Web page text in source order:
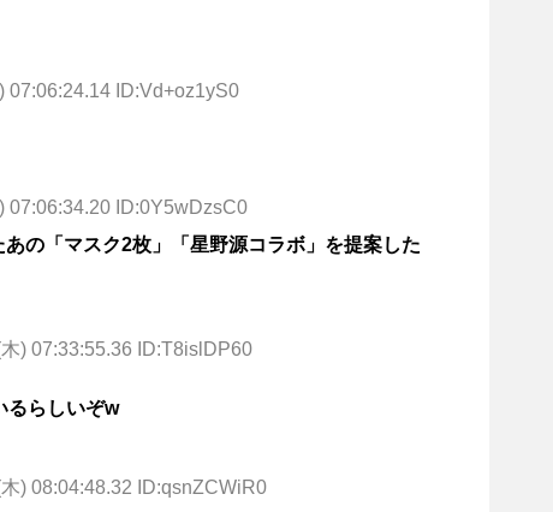
07:06:24.14 ID:Vd+oz1yS0
07:06:34.20 ID:0Y5wDzsC0
の「マスク2枚」「星野源コラボ」を提案した
) 07:33:55.36 ID:T8islDP60
るらしいぞw
) 08:04:48.32 ID:qsnZCWiR0